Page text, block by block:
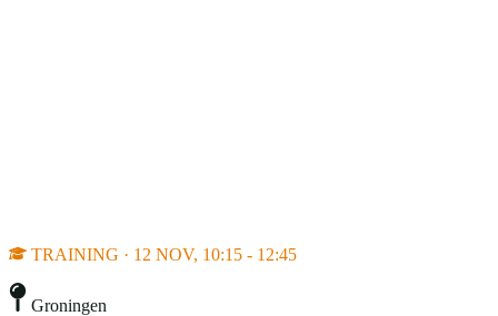
TRAINING · 12 NOV, 10:15 - 12:45
Groningen